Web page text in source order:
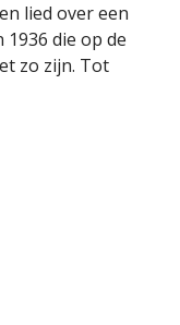
lied over een
die op de
zo zijn. Tot